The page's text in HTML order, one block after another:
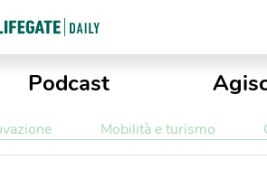
Podcast
Mobilità e turismo